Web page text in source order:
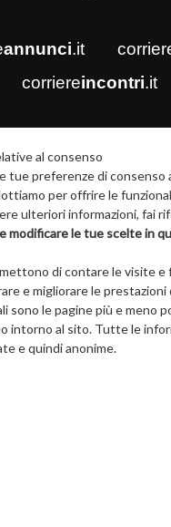
annunci.it
corriereincontri.it
al consenso
tue preferenze di consenso
per offrire le
ulteriori informazioni, fai
modificare le tue scelte in
di contare le visite e
e migliorare le
sono le pagine più e meno
intorno al sito. Tutte le
e quindi anonime.